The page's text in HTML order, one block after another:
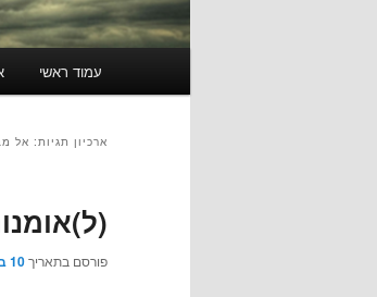
עמוד ראשי
ארכיון תגיות: אל
פורסם בתאריך10 באוקטובר 2010